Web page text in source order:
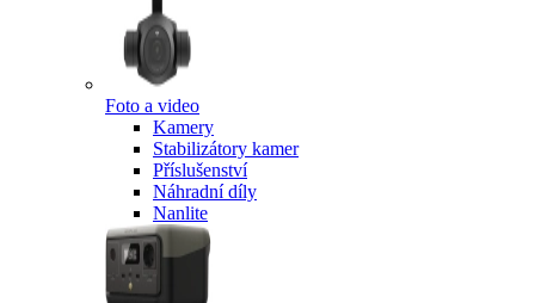
Foto a video
Kamery
Stabilizátory kamer
Příslušenství
Náhradní díly
Nanlite